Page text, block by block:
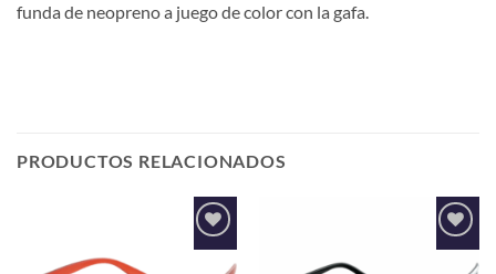
funda de neopreno a juego de color con la gafa.
PRODUCTOS RELACIONADOS
Añadir
Añadir